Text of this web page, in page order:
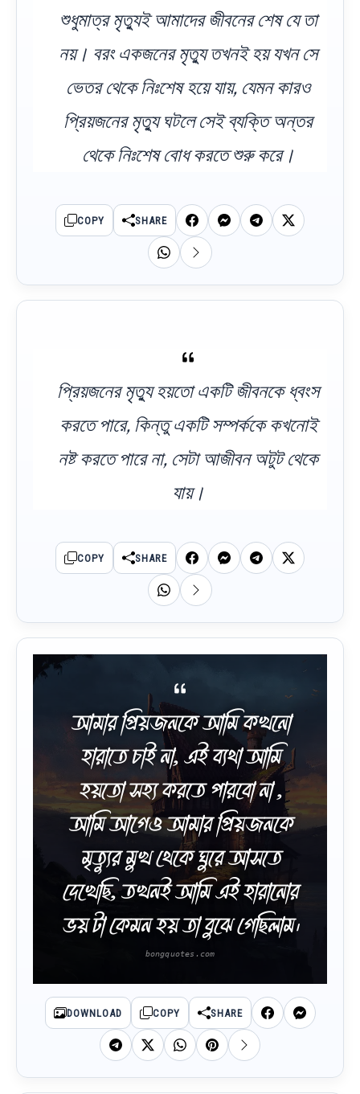
শুধুমাত্র মৃত্যুই আমাদের জীবনের শেষ যে তা
নয়। বরং একজনের মৃত্যু তখনই হয় যখন সে
ভেতর থেকে নিঃশেষ হয়ে যায়, যেমন কারও
প্রিয়জনের মৃত্যু ঘটলে সেই ব্যক্তি অন্তর
থেকে নিঃশেষ বোধ করতে শুরু করে।
COPY SHARE
প্রিয়জনের মৃত্যু হয়তো একটি জীবনকে ধ্বংস
করতে পারে, কিন্তু একটি সম্পর্ককে কখনোই
নষ্ট করতে পারে না, সেটা আজীবন অটুট থেকে
যায়।
COPY SHARE
আমার প্রিয়জনকে আমি কখনো
হারাতে চাই না, এই ব্যথা আমি
হয়তো সহ্য করতে পারবো না ,
আমি আগেও আমার প্রিয়জনকে
মৃত্যুর মুখ থেকে ঘুরে আসতে
দেখেছি, তখনই আমি এই হারানোর
ভয় টা কেমন হয় তা বুঝে গেছিলাম।
DOWNLOAD COPY SHARE